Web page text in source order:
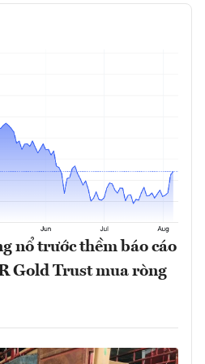
nổ trước thềm báo cáo
Gold Trust mua ròng